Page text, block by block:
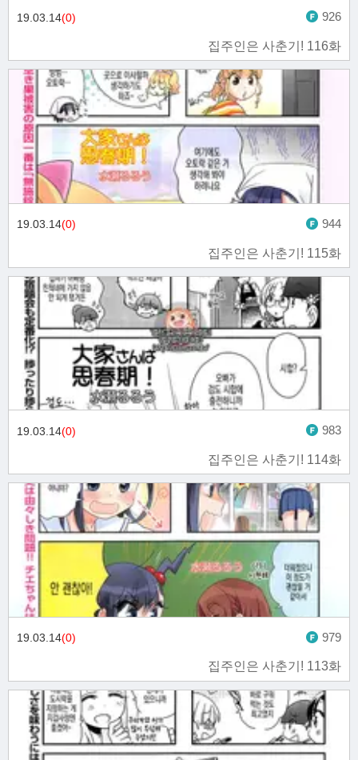
집주인은 사춘기! 116화
19.03.14(0) 926
집주인은 사춘기! 115화
19.03.14(0) 944
집주인은 사춘기! 114화
19.03.14(0) 983
집주인은 사춘기! 113화
19.03.14(0) 979